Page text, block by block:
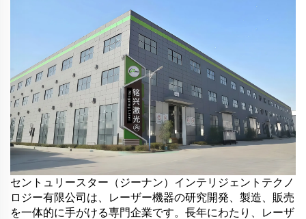
セントュリースター（ジーナン）インテリジェントテクノ
ロジー有限公司は、レーザー機器の研究開発、製造、販売
を一体的に手がける専門企業です。長年にわたり、レーザ